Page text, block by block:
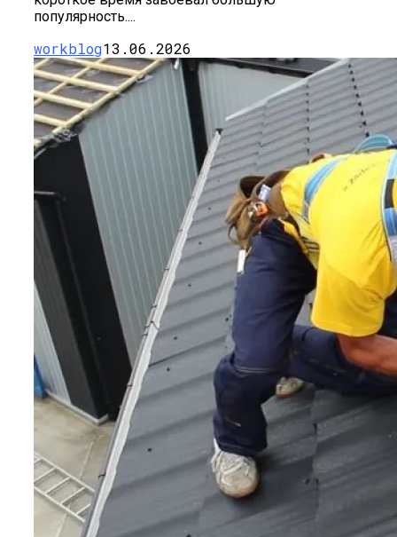
Листьях Смородины
популярность....
workblog13.06.2026